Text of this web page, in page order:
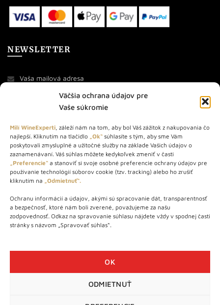
Väčšia ochrana údajov pre
Vaše súkromie
Milí WineExperti, záleží nám na tom, aby bol Váš zážitok z nakupovania čo
najlepší. Kliknutím na tlačidlo „Ok“ súhlasíte s tým, aby sme Vám
poskytovali zmysluplné a užitočné služby na základe Vašich údajov o
zaznamenávaní. Váš súhlas môžete kedykoľvek zmeniť v časti
„Preferencie“ a stanoviť si svoje osobné preferencie ochrany údajov pre
používanie technológií súborov cookie (tzv. tracking) alebo ho zrušiť
kliknutím na „Odmietnuť“.
Ochranu informácií a údajov, akými sú spracovanie dát, transparentnosť
a bezpečnosť, ktoré nám boli zverené, považujeme za našu
zodpovednosť. Odkaz na spravovanie súhlasu nájdete vždy v spodnej časti
stránky s názvom „Spravovať súhlas“.
OK
ODMIETNUŤ
NEWSLETTER
O NÁS
STORE – obchod s vínom a destilátmi od roku 2010. Na našej
webovej stránke predávame viac ako 1000+ značkových
produktov.
Info tel.: +421 917 779 888
Vínotéka: +421 917 888 879
Vínotéka: Bratislavská 49/B, Bratislava 841 06
info@wineexpert.sk